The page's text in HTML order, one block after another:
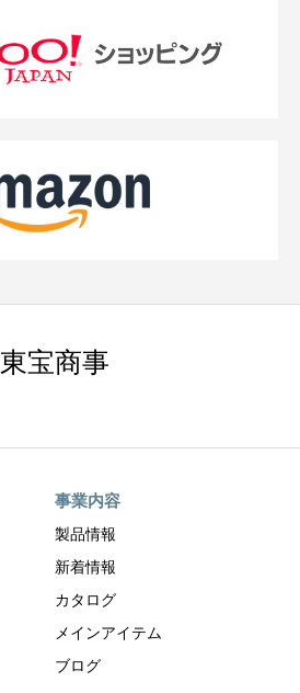
東宝商事
事業内容
製品情報
新着情報
カタログ
メインアイテム
ブログ